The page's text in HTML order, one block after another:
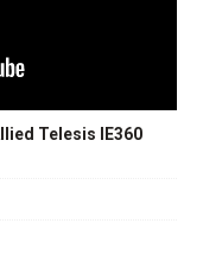
Telesis IE360